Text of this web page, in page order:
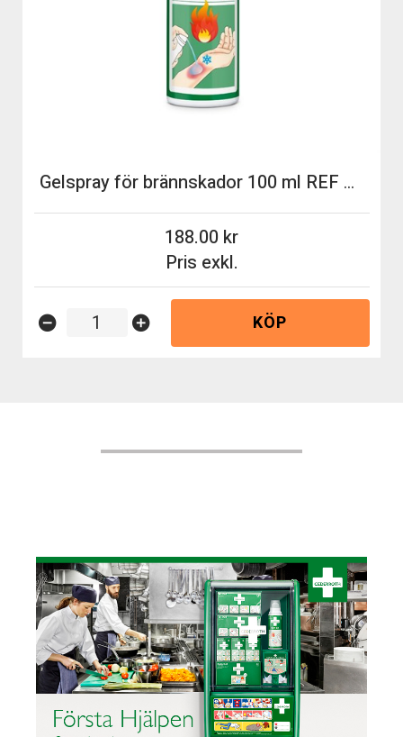
Gelspray för brännskador 100 ml REF 51011005
Pris exkl.
188.00
remove_circle add_circle KÖP